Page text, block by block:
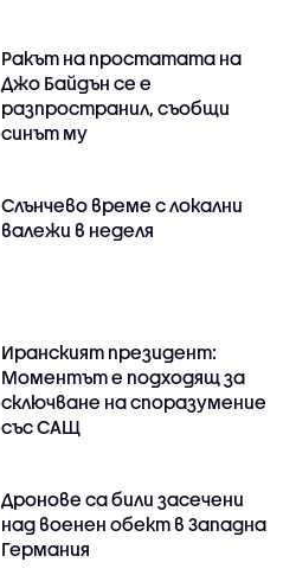
Ракът на простатата на
Джо Байдън се е
разпространил, съобщи
синът му
Слънчево време с локални
валежи в неделя
Иранският президент:
Моментът е подходящ за
сключване на споразумение
със САЩ
Дронове са били засечени
над военен обект в Западна
Германия